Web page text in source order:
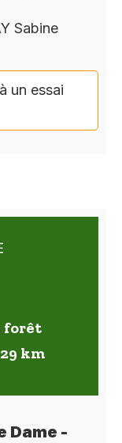
Sabine
un essai
forêt
km
Dame -